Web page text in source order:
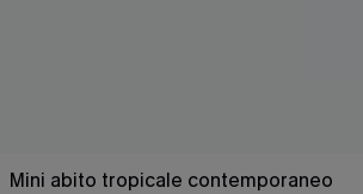
Mini abito tropicale contemporaneo